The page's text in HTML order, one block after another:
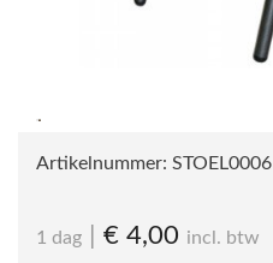
Artikelnummer: STOEL0006
1 dag € 4,00 incl. btw